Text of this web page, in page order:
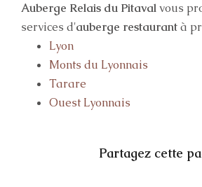
Auberge Relais du Pitavalvous
services d'auberge restaurantà
Lyon
Monts du Lyonnais
Tarare
Ouest Lyonnais